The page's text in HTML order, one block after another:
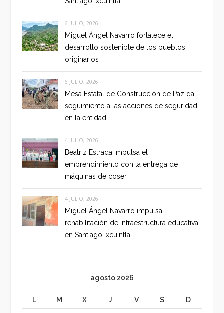
6 JULIO, 2026
Miguel Ángel Navarro fortalece el
desarrollo sostenible de los pueblos
originarios
6 JULIO, 2026
Mesa Estatal de Construcción de Paz da
seguimiento a las acciones de seguridad
en la entidad
4 JULIO, 2026
Beatriz Estrada impulsa el
emprendimiento con la entrega de
máquinas de coser
4 JULIO, 2026
Miguel Ángel Navarro impulsa
rehabilitación de infraestructura educativa
en Santiago Ixcuintla
agosto 2026
L M X J V S D